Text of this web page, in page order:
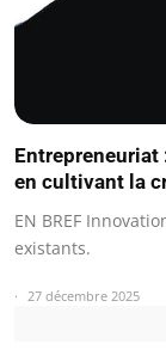
en cultivant la
EN BREF
existants.
27 décembre 2025